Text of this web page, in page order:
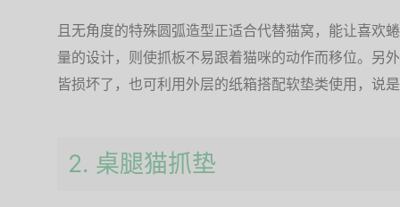
且无角度的特殊圆弧造型正适合代替猫窝，能让喜欢
量的设计，则使抓板不易跟着猫咪的动作而移位。另
皆损坏了，也可利用外层的纸箱搭配软垫类使用，说
2. 桌腿猫抓垫